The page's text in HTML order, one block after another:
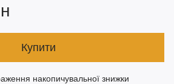
Купити
накопичувальної знижки